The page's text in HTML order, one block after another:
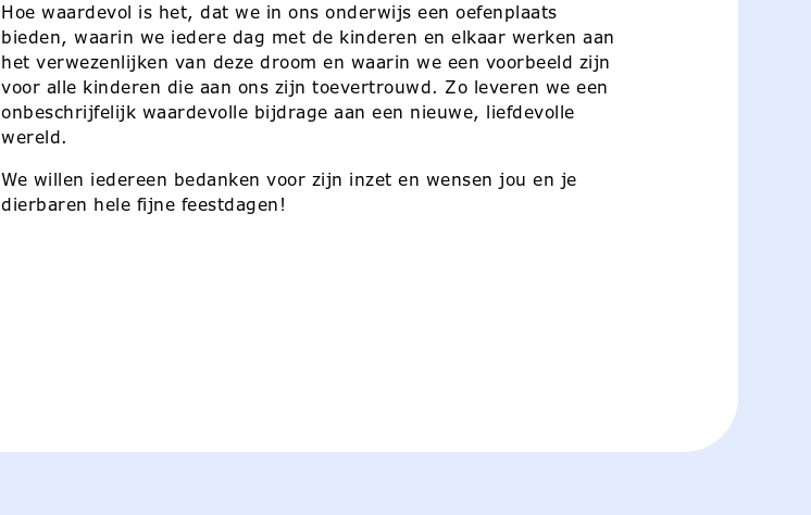
Hoe waardevol is het, dat we in ons onderwijs een oefenplaats
bieden, waarin we iedere dag met de kinderen en elkaar werken aan
het verwezenlijken van deze droom en waarin we een voorbeeld zijn
voor alle kinderen die aan ons zijn toevertrouwd. Zo leveren we een
onbeschrijfelijk waardevolle bijdrage aan een nieuwe, liefdevolle
wereld.
We willen iedereen bedanken voor zijn inzet en wensen jou en je
dierbaren hele fijne feestdagen!